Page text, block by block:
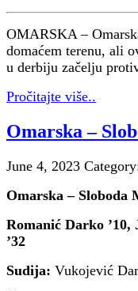
OMARSKA –
domaćem terenu, ali
u derbiju začelju
Pročitajte više..
Omarska –
June 4, 2023
Omarska – Sloboda
Romanić Darko ’10,
’32
Sudija: Vukojević